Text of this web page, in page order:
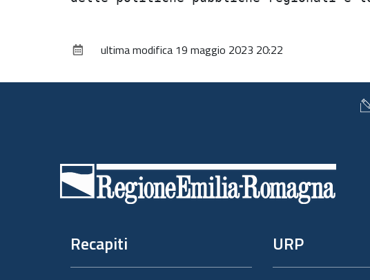
ultima modifica 19 maggio 2023 20:22
Recapiti URP